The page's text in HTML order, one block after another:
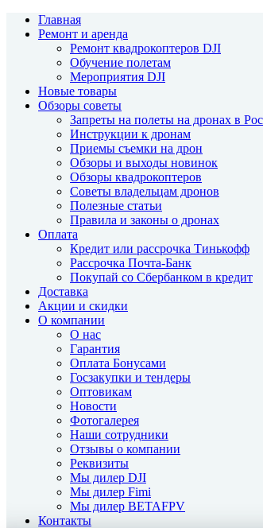
Главная
Ремонт и аренда
Ремонт квадрокоптеров DJI
Обучение полетам
Мероприятия DJI
Новые товары
Обзоры советы
Запреты на полеты на дронах в
Инструкции к дронам
Приемы съемки на дрон
Обзоры и выходы новинок
Обзоры квадрокоптеров
Советы владельцам дронов
Полезные статьи
Правила и законы о дронах
Оплата
Кредит или рассрочка Тинькофф
Рассрочка Почта-Банк
Покупай со Сбербанком в кредит
Доставка
Акции и скидки
О компании
О нас
Гарантия
Оплата Бонусами
Госзакупки и тендеры
Оптовикам
Новости
Фотогалерея
Наши сотрудники
Отзывы о компании
Реквизиты
Мы дилер DJI
Мы дилер Fimi
Мы дилер BETAFPV
Контакты